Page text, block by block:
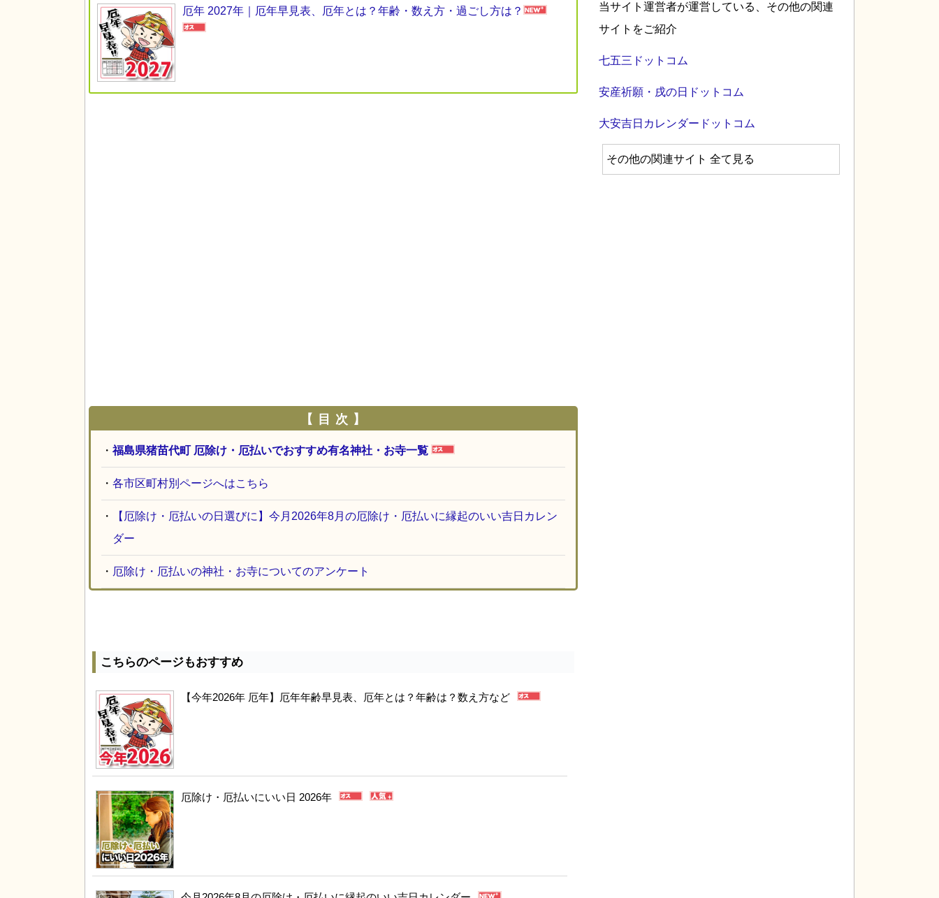
厄年 2027年｜厄年早見表、厄年とは？年齢・数え方・過ごし方は？
【 目 次 】
・ 福島県猪苗代町 厄除け・厄払いでおすすめ有名神社・お寺一覧
・ 各市区町村別ページへはこちら
・
【厄除け・厄払いの日選びに】今月2026年8月の厄除け・厄払いに縁起のいい吉日カレン
ダー
・ 厄除け・厄払いの神社・お寺についてのアンケート
こちらのページもおすすめ
【今年2026年 厄年】厄年年齢早見表、厄年とは？年齢は？数え方など
厄除け・厄払いにいい日 2026年
当サイト運営者が運営している、その他の関連
サイトをご紹介
七五三ドットコム
安産祈願・戌の日ドットコム
大安吉日カレンダードットコム
その他の関連サイト 全て見る